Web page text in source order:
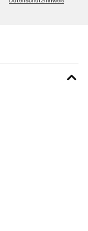
buena
every time, and